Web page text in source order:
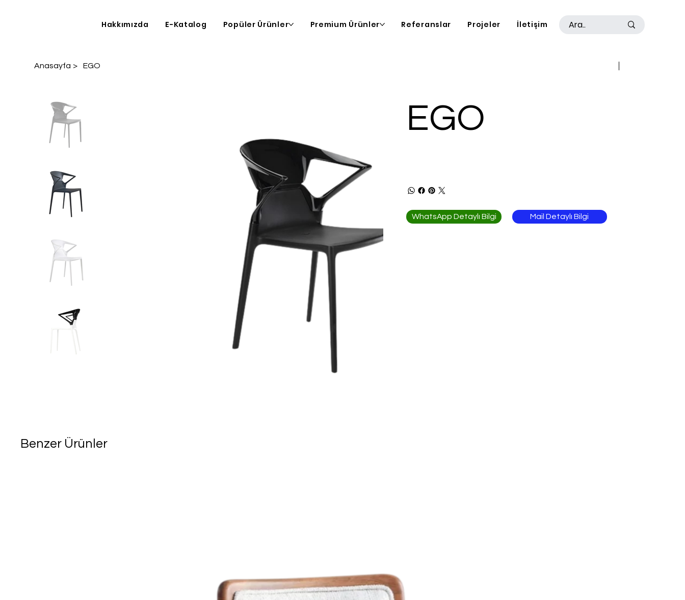
Hakkımızda E-Katalog Popüler Ürünler Premium Ürünler Referanslar Projeler İletişim
Anasayfa > EGO
EGO
WhatsApp Detaylı Bilgi Mail Detaylı Bilgi
Benzer Ürünler